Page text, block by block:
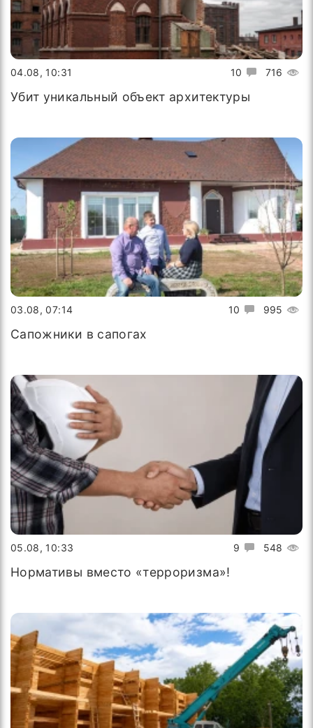
10 716
04.08, 10:31
Убит уникальный объект архитектуры
10 995
03.08, 07:14
Сапожники в сапогах
9 548
05.08, 10:33
Нормативы вместо «терроризма»!